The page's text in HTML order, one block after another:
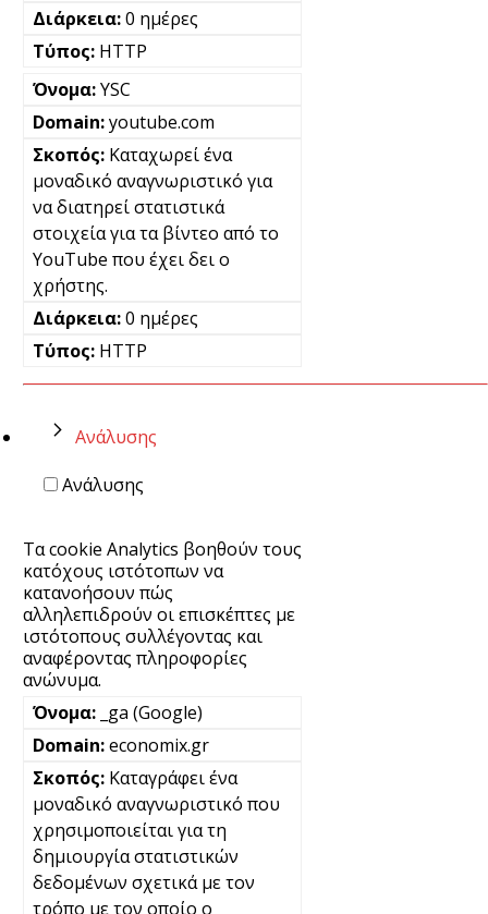
0 ημέρες
HTTP
YSC
youtube.com
Καταχωρεί ένα
μοναδικό αναγνωριστικό για
να διατηρεί στατιστικά
στοιχεία για τα βίντεο από το
YouTube που έχει δει ο
χρήστης.
0 ημέρες
HTTP
Ανάλυσης
Ανάλυσης
Τα cookie Analytics βοηθούν τους
κατόχους ιστότοπων να
κατανοήσουν πώς
αλληλεπιδρούν οι επισκέπτες με
ιστότοπους συλλέγοντας και
αναφέροντας πληροφορίες
ανώνυμα.
_ga (Google)
economix.gr
Καταγράφει ένα
μοναδικό αναγνωριστικό που
χρησιμοποιείται για τη
δημιουργία στατιστικών
δεδομένων σχετικά με τον
τρόπο με τον οποίο ο